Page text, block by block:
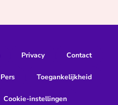
Privacy Contact
Pers Toegankelijkheid
Cookie-instellingen